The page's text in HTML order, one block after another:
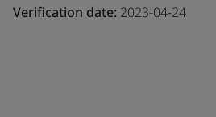
Verification date: 2023-04-24